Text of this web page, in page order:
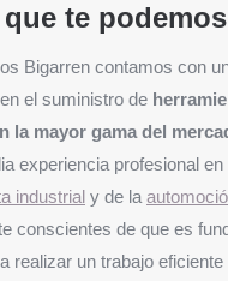
que te
Bigarren contamos con
en el suministro de
la mayor gama del
experiencia profesional
industrial y de la
conscientes de que es
realizar un trabajo